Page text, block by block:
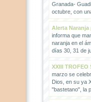
Granada-
octubre, con
Alerta
informa que
naranja en el
días 30, 31 de
XXIII TROFEO
marzo se
Dios, en su ya
"bastetano", la